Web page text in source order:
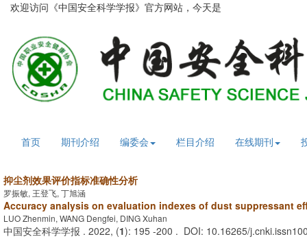
欢迎访问《中国安全科学学报》官方网站，今天是
首页 期刊介绍 编委会 栏目介绍 在线期刊
抑尘剂效果评价指标准确性分析
罗振敏, 王登飞, 丁旭涵
Accuracy analysis on evaluation indexes of dust suppressant
LUO Zhenmin, WANG Dengfei, DING Xuhan
中国安全科学学报 . 2022, (1): 195 -200 . DOI: 10.16265/